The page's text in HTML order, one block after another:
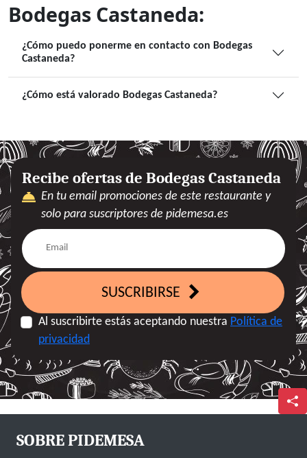
Bodegas Castaneda:
¿Cómo puedo ponerme en contacto con Bodegas
Castaneda?
¿Cómo está valorado Bodegas Castaneda?
Recibe ofertas de Bodegas Castaneda
En tu email promociones de este restaurante y
solo para suscriptores de pidemesa.es
SUSCRIBIRSE
Al suscribirte estás aceptando nuestra Política de
privacidad
SOBRE PIDEMESA